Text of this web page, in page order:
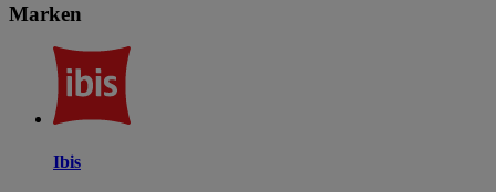
Marken
Ibis